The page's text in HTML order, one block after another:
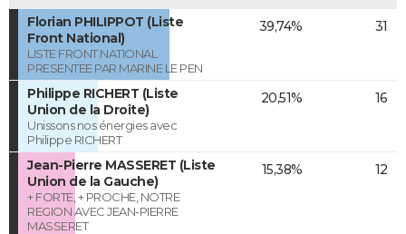
Florian PHILIPPOT (Liste
Front National)
LISTE FRONT NATIONAL
PRESENTEE PAR MARINE LE PEN
39,74% 31
Philippe RICHERT (Liste
Union de la Droite)
Unissons nos énergies avec
Philippe RICHERT
20,51% 16
Jean-Pierre MASSERET (Liste
Union de la Gauche)
+ FORTE, + PROCHE, NOTRE
REGION AVEC JEAN-PIERRE
MASSERET
15,38% 12